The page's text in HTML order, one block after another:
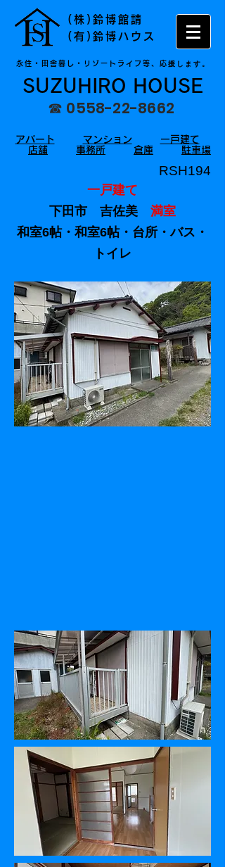
(株)鈴博館請
(有)鈴博ハウス
永住・田舎暮し・リゾートライフ等、応 援します。
SUZUHIRO HOUSE
☎ 0558-22-8662
アパート マンション
一戸建て
店舗
事務所 倉庫 駐車場
RSH194
一戸建て
下田市 吉佐美
満室
和室6帖・和室6帖・台所・バス・
トイレ